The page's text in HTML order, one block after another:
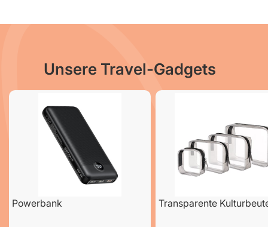
Unsere Travel-Gadgets
Powerbank Transparente